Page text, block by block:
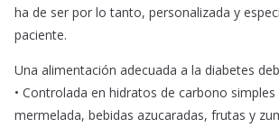
ha de ser por lo tanto, personalizada y
paciente.
Una alimentación adecuada a la diabetes
• Controlada en hidratos de carbono simples
mermelada, bebidas azucaradas, frutas y